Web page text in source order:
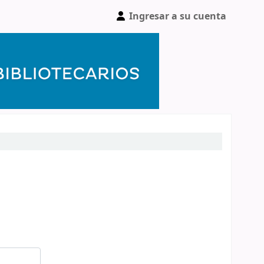
Ingresar a su cuenta